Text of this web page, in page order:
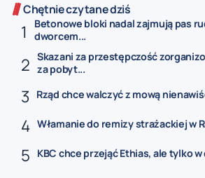
Chętnie czytane dziś
Betonowe bloki nadal zajmują pas
dworcem...
Skazani za przestępczość
za pobyt...
Rząd chce walczyć z mową
Włamanie do remizy strażackiej w
KBC chce przejąć Ethias, ale tylko w